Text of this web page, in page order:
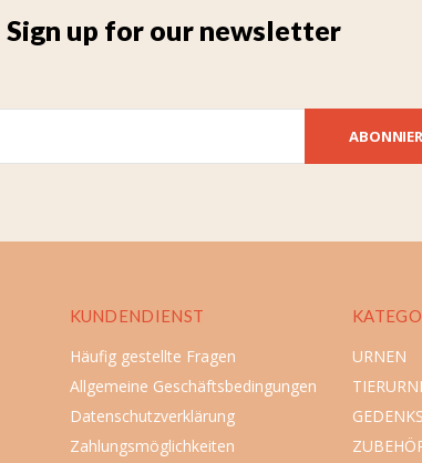
Sign up for our newsletter
KUNDENDIENST
Häufig gestellte Fragen
Allgemeine Geschäftsbedingungen
Datenschutzverklärung
Zahlungsmöglichkeiten
URNEN